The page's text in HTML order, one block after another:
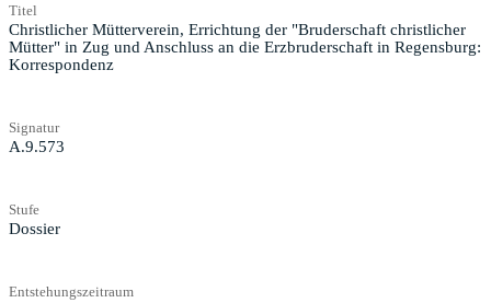
Titel
Christlicher Mütterverein, Errichtung der "Bruderschaft christlicher
Mütter" in Zug und Anschluss an die Erzbruderschaft in Regensburg:
Korrespondenz
Signatur
A.9.573
Stufe
Dossier
Entstehungszeitraum